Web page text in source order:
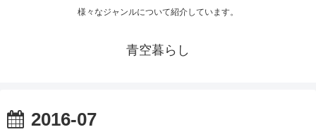
様々なジャンルについて紹介しています。
青空暮らし
2016-07